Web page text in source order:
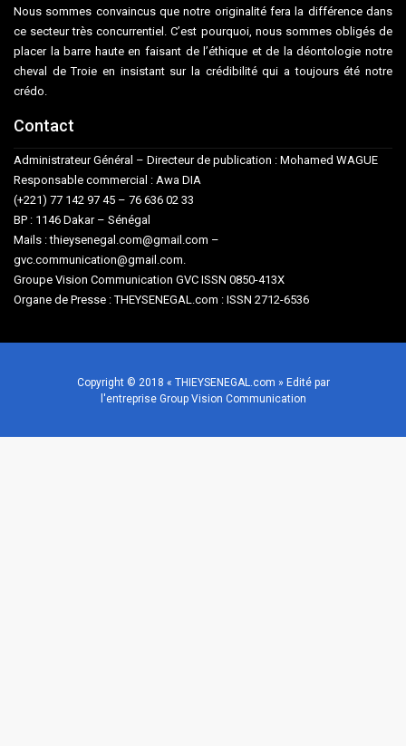
Nous sommes convaincus que notre originalité fera la différence dans
ce secteur très concurrentiel. C’est pourquoi, nous sommes obligés de
placer la barre haute en faisant de l’éthique et de la déontologie notre
cheval de Troie en insistant sur la crédibilité qui a toujours été notre
crédo.
Contact
Administrateur Général – Directeur de publication : Mohamed WAGUE
Responsable commercial : Awa DIA
(+221) 77 142 97 45 – 76 636 02 33
BP : 1146 Dakar – Sénégal
Mails : thieysenegal.com@gmail.com –
gvc.communication@gmail.com.
Groupe Vision Communication GVC ISSN 0850-413X
Organe de Presse : THEYSENEGAL.com : ISSN 2712-6536
Copyright © 2018 « THIEYSENEGAL.com » Edité par
l'entreprise Group Vision Communication